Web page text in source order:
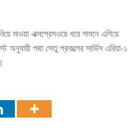
মাওয়া এক্সপ্রেসওয়ে ধরে সামনে এগিয়ে
অনুযায়ী পদ্মা সেতু প্রকল্পের সার্ভিস এরিয়া-১